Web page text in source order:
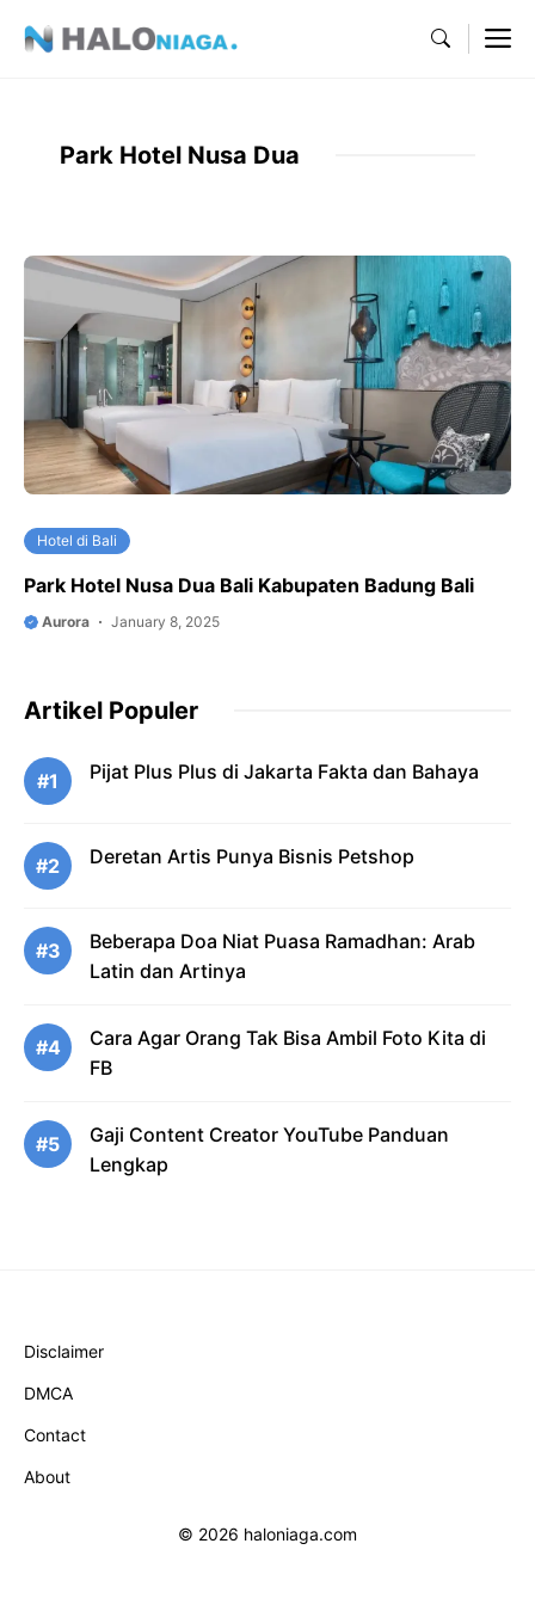
Park Hotel Nusa Dua
Hotel di Bali
Park Hotel Nusa Dua Bali Kabupaten Badung Bali
Aurora January 8, 2025
Artikel Populer
#1 Pijat Plus Plus di Jakarta Fakta dan Bahaya
#2 Deretan Artis Punya Bisnis Petshop
#3
Beberapa Doa Niat Puasa Ramadhan: Arab
Latin dan Artinya
#4
Cara Agar Orang Tak Bisa Ambil Foto Kita di
FB
#5
Gaji Content Creator YouTube Panduan
Lengkap
Disclaimer
DMCA
Contact
About
© 2026 haloniaga.com